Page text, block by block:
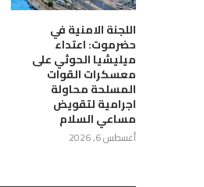
يستقبل وزير الدولة لشؤون
المرأة ويؤكد أهمية...
أغسطس 6, 2026
اللجنة الامنية في
حضرموت: اعتداء
ميليشيا الحوثي على
معسكرات القوات
المسلحة محاولة
اجرامية لتقويض
مساعي السلام
أغسطس 6, 2026